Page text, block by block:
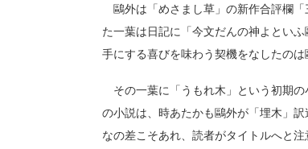
鷗外は「めさまし草」の新作合評欄
た一葉は日記に「今文だんの神よとい
手にする喜びを味わう契機をなしたのは
その一葉に「うもれ木」という初期
の小説は、時あたかも鷗外が「埋木」
なの差こそあれ、読者がタイトルへと